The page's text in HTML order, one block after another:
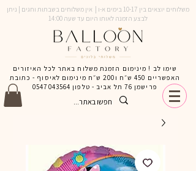
משלוחים יוצאים בין 10-17 בימים א-ו | אין משלוחים בשבתות וחגים | ניתן
לבצע הזמנה לאותו היום עד שעה 14:00
שימו לב ! מינימום הזמנת משלוח באתר לכל האיזורים
האפשריים 450 ש״ח ו200 ש״ח מינימום לאיסוף - כתובת
פרישמן 76 תל אביב - טלפון
0547043564